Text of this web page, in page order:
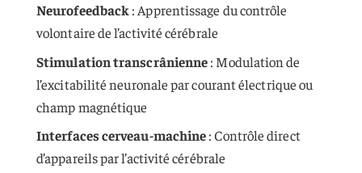
Neurofeedback : Apprentissage du contrôle
volontaire de l’activité cérébrale
Stimulation transcrânienne: Modulation de
l’excitabilité neuronale par courant électrique ou
champ magnétique
Interfaces cerveau-machine: Contrôle direct
d’appareils par l’activité cérébrale